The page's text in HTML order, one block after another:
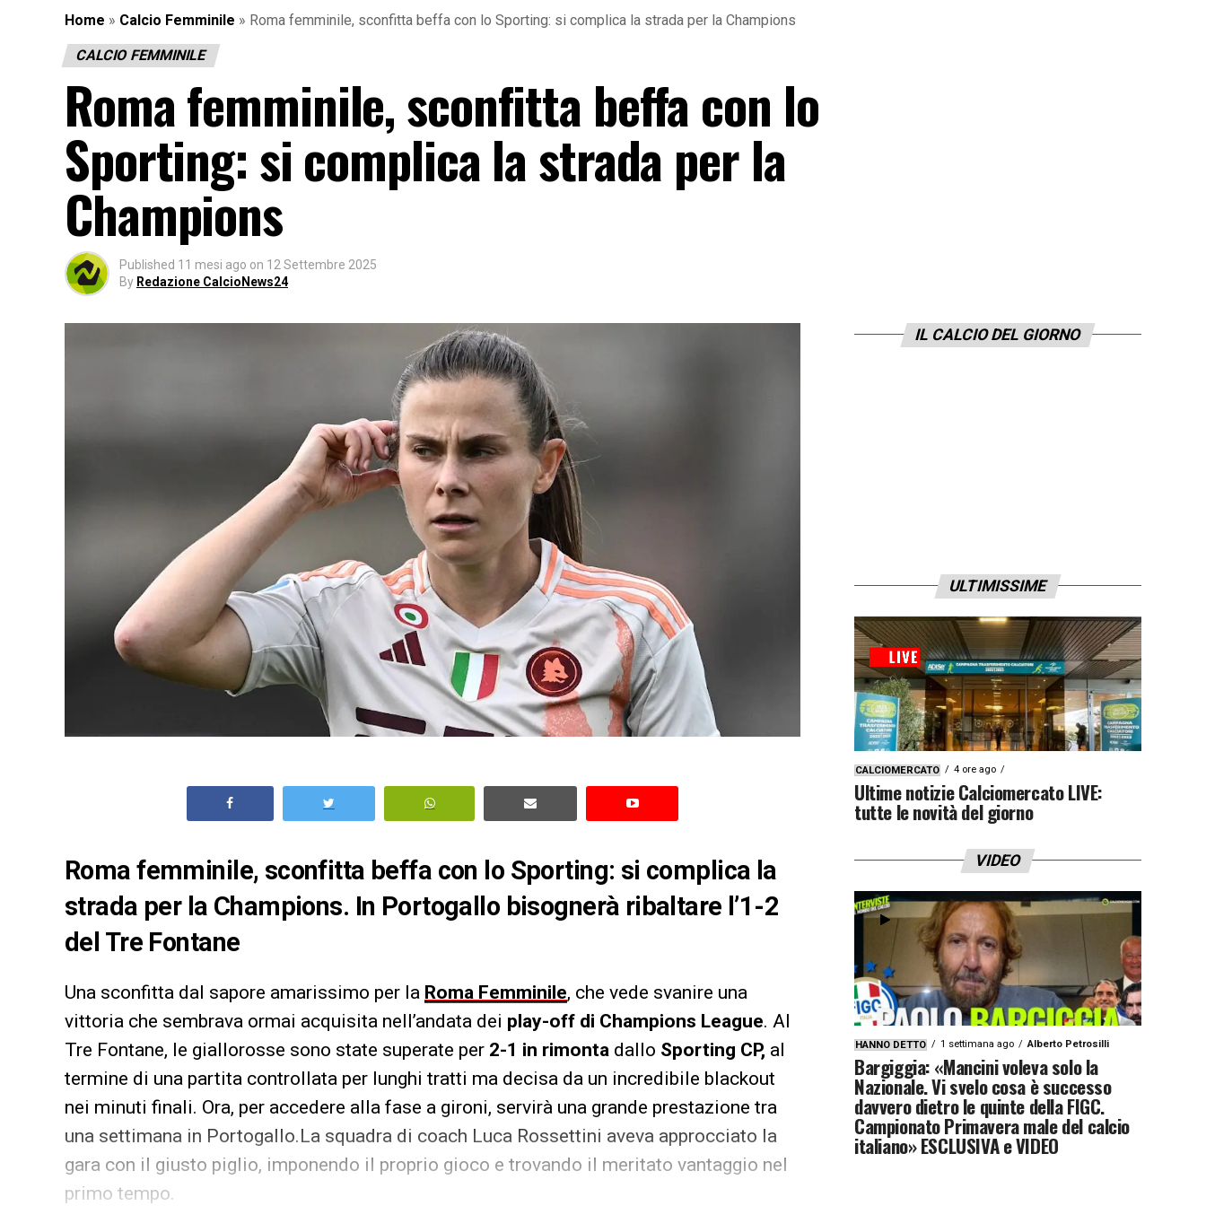
Home » Calcio Femminile » Roma femminile, sconfitta beffa con lo Sporting: si complica la strada per la Champions
CALCIO FEMMINILE
Roma femminile, sconfitta beffa con lo
Sporting: si complica la strada per la
Champions
Published 11 mesi ago on 12 Settembre 2025
By Redazione CalcioNews24
Roma femminile, sconfitta beffa con lo Sporting: si complica la
strada per la Champions. In Portogallo bisognerà ribaltare l’1-2
del Tre Fontane
Una sconfitta dal sapore amarissimo per la Roma Femminile, che vede svanire una
vittoria che sembrava ormai acquisita nell’andata dei play-off di Champions League. Al
Tre Fontane, le giallorosse sono state superate per 2-1 in rimonta dallo Sporting CP, al
termine di una partita controllata per lunghi tratti ma decisa da un incredibile blackout
nei minuti finali. Ora, per accedere alla fase a gironi, servirà una grande prestazione tra
una settimana in Portogallo.La squadra di coach Luca Rossettini aveva approcciato la
gara con il giusto piglio, imponendo il proprio gioco e trovando il meritato vantaggio nel
primo tempo.
IL CALCIO DEL GIORNO
ULTIMISSIME
CALCIOMERCATO 4 ore ago
Ultime notizie Calciomercato LIVE:
tutte le novità del giorno
VIDEO
HANNO DETTO 1 settimana ago Alberto Petrosilli
Bargiggia: «Mancini voleva solo la
Nazionale. Vi svelo cosa è successo
davvero dietro le quinte della FIGC.
Campionato Primavera male del calcio
italiano» ESCLUSIVA e VIDEO